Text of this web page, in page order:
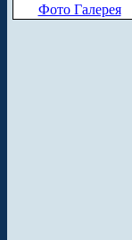
Фото Галерея